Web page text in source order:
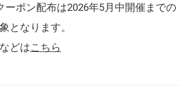
ーポン配布は2026年5月中開催までの
となります。
どはこちら